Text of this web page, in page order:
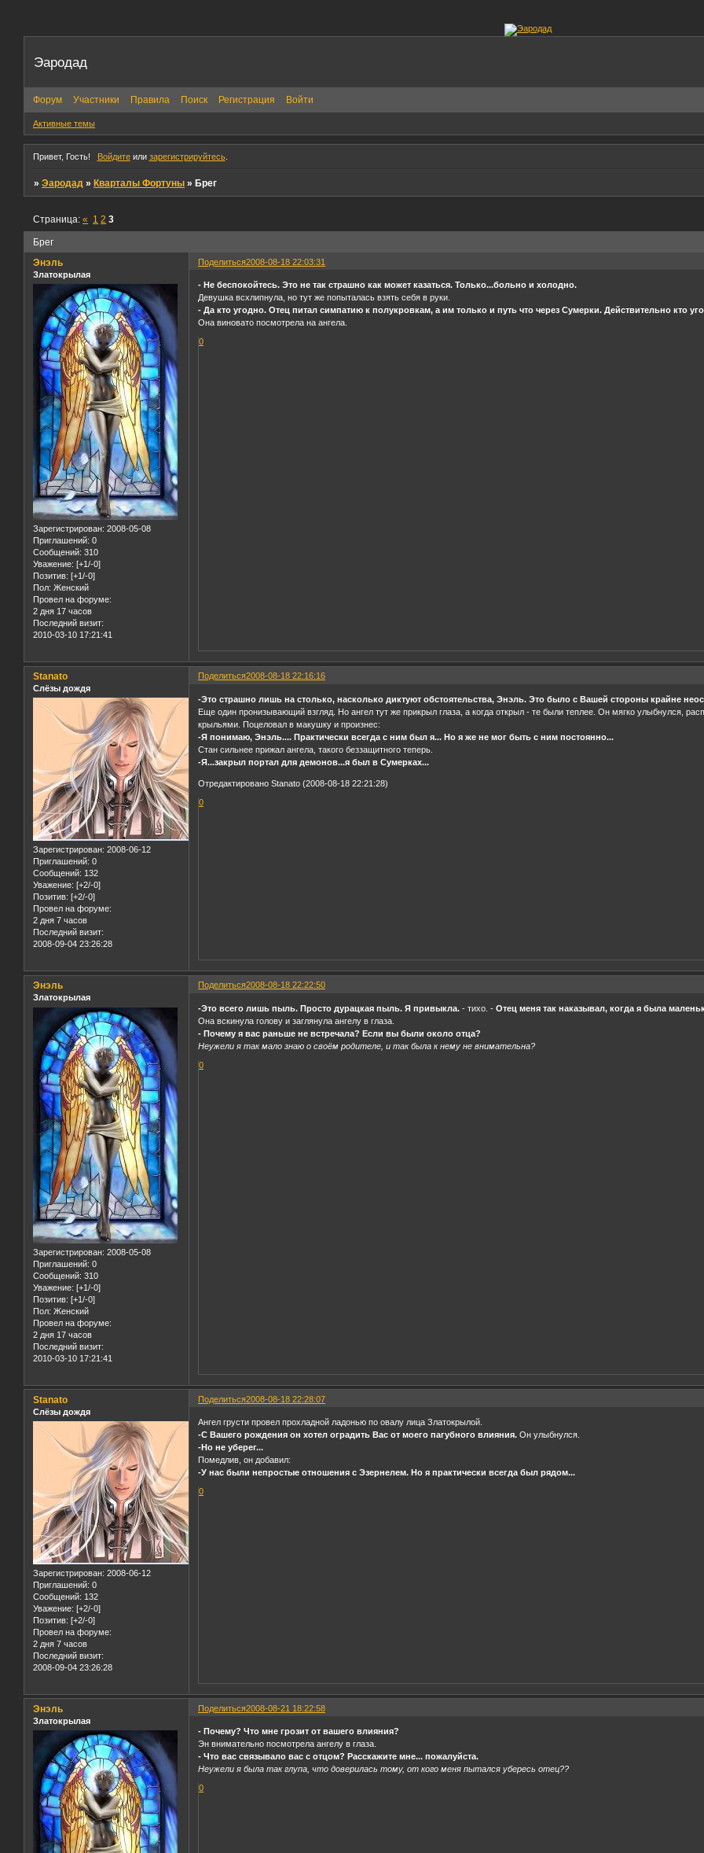
Эародад
Форум Участники Правила Поиск Регистрация Войти
Активные темы
Привет, Гость! Войдитеили зарегистрируйтесь.
»Эародад »Кварталы Фортуны »Брег
Брег
Страница:« 1 2 3
Поделиться2008-08-18 22:03:31
Энэль
Златокрылая
Зарегистрирован: 2008-05-08
Приглашений: 0
Сообщений: 310
Уважение: [+1/-0]
Позитив: [+1/-0]
Пол: Женский
Провел на форуме:
2 дня 17 часов
Последний визит:
2010-03-10 17:21:41
- Не беспокойтесь. Это не так страшно как может казаться. Только...больно и холодно.
Девушка всхлипнула, но тут же попыталась взять себя в руки.
- Да кто угодно. Отец питал симпатию к полукровкам, а им только и путь что через Сумерки. Действительно кто
Она виновато посмотрела на ангела.
0
Поделиться2008-08-18 22:16:16
Stanato
Слёзы дождя
Зарегистрирован: 2008-06-12
Приглашений: 0
Сообщений: 132
Уважение: [+2/-0]
Позитив: [+2/-0]
Провел на форуме:
2 дня 7 часов
Последний визит:
2008-09-04 23:26:28
-Это страшно лишь на столько, насколько диктуют обстоятельства, Энэль. Это было с Вашей стороны крайне
Еще один пронизывающий взгляд. Но ангел тут же прикрыл глаза, а когда открыл - те были теплее. Он мягко улыбнулся,
крыльями. Поцеловал в макушку и произнес:
-Я понимаю, Энэль.... Практически всегда с ним был я... Но я же не мог быть с ним постоянно...
Стан сильнее прижал ангела, такого беззащитного теперь.
-Я...закрыл портал для демонов...я был в Сумерках...
Отредактировано Stanato (2008-08-18 22:21:28)
0
Поделиться2008-08-18 22:22:50
Энэль
Златокрылая
Зарегистрирован: 2008-05-08
Приглашений: 0
Сообщений: 310
Уважение: [+1/-0]
Позитив: [+1/-0]
Пол: Женский
Провел на форуме:
2 дня 17 часов
Последний визит:
2010-03-10 17:21:41
-Это всего лишь пыль. Просто дурацкая пыль. Я привыкла. - тихо. -Отец меня так наказывал, когда я была
Она вскинула голову и заглянула ангелу в глаза.
- Почему я вас раньше не встречала? Если вы были около отца?
Неужели я так мало знаю о своём родителе, и так была к нему не внимательна?
0
Поделиться2008-08-18 22:28:07
Stanato
Слёзы дождя
Зарегистрирован: 2008-06-12
Приглашений: 0
Сообщений: 132
Уважение: [+2/-0]
Позитив: [+2/-0]
Провел на форуме:
2 дня 7 часов
Последний визит:
2008-09-04 23:26:28
Ангел грусти провел прохладной ладонью по овалу лица Златокрылой.
-С Вашего рождения он хотел оградить Вас от моего пагубного влияния. Он улыбнулся.
-Но не уберег...
Помедлив, он добавил:
-У нас были непростые отношения с Эзернелем. Но я практически всегда был рядом...
0
Поделиться2008-08-21 18:22:58
Энэль
Златокрылая
- Почему? Что мне грозит от вашего влияния?
Эн внимательно посмотрела ангелу в глаза.
- Что вас связывало вас с отцом? Расскажите мне... пожалуйста.
Неужели я была так глупа, что доверилась тому, от кого меня пытался убересь отец??
0